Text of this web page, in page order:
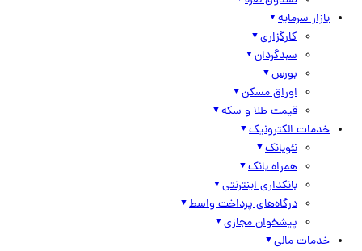
بازار سرمایه
کارگزاری
سبدگردان
بورس
اوراق مسکن
قیمت طلا و سکه
خدمات الکترونیک
نئوبانک
همراه بانک
بانکداری اینترنتی
درگاه‌های پرداخت واسط
پیشخوان مجازی
خدمات مالی